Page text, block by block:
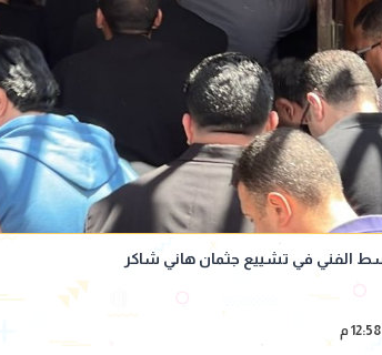
الفني في تشييع جثمان هاني شاكر